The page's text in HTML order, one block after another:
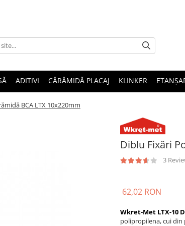
ADITIVI CĂRĂMIDĂ PLACAJ KLINKER
BCA LTX 10x220mm
Diblu Fixări
3
62,02 RON
Wkret-Met LTX-10
polipropilena, cui